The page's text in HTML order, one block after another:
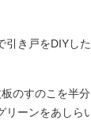
引き戸をDIYし
のすのこを半
リーンをあしら